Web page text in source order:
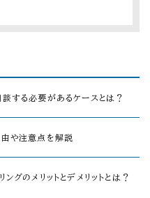
する必要があるケースとは？
由や注意点を解説
グのメリットとデメリットとは？